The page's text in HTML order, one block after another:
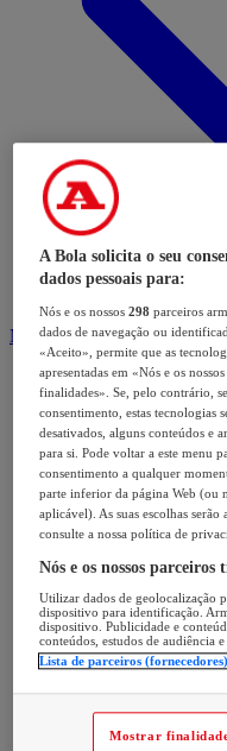
Modalidades
A Bola solicita o seu
dados pessoais para:
Nós e os nossos298 parceiros
dados de navegação ou
«Aceito», permite que as
apresentadas em «Nós e os
finalidades». Se, pelo contrário,
consentimento, estas tecnologias
desativados, alguns conteúdos e
para si. Pode voltar a este menu
consentimento a qualquer
parte inferior da página Web (ou
aplicável). As suas escolhas serão
consulte a nossa política de
Nós e os nossos
Utilizar dados de geolocalização
dispositivo para identificação.
dispositivo. Publicidade e
conteúdos, estudos de audiência
Lista de parceiros (fornecedores)
Mostrar